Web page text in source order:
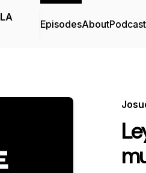
EpisodesAbout